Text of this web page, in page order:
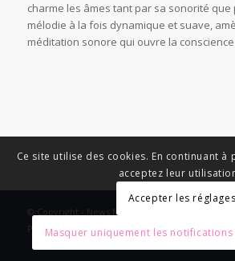
charme les âmes tant par sa sonorité que
mélodie à la fois dynamique et suave,
méditation sonore qui ouvre la
© Copyright - News Nouvelle Acropole - 2023 -
Politique de confidentialité
Ce site utilise des cookies. En continuant à
acceptez leur
Accepter les réglages
Masquer uniquement les notifications